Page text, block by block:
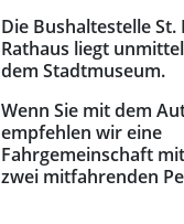
Die Bushaltestelle St.
Rathaus liegt
dem Stadtmuseum.
Wenn Sie mit dem
empfehlen wir eine
Fahrgemeinschaft
zwei mitfahrenden